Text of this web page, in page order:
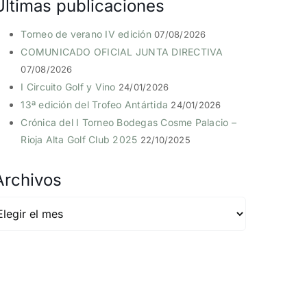
publicaciones
Torneo de verano IV edición 07/08/2026
COMUNICADO OFICIAL JUNTA DIRECTIVA
07/08/2026
I Circuito Golf y Vino 24/01/2026
13ª edición del Trofeo Antártida 24/01/2026
Crónica del I Torneo Bodegas Cosme Palacio –
Rioja Alta Golf Club 2025 22/10/2025